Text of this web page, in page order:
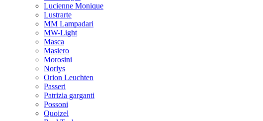
Lucienne Monique
Lustrarte
MM Lampadari
MW-Light
Masca
Masiero
Morosini
Norlys
Orion Leuchten
Passeri
Patrizia garganti
Possoni
Quoizel